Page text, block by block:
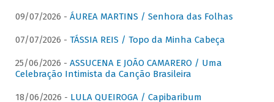
09/07/2026 - ÁUREA MARTINS / Senhora das Folhas
07/07/2026 - TÁSSIA REIS / Topo da Minha Cabeça
25/06/2026 - ASSUCENA E JOÃO CAMARERO / Uma
Celebração Intimista da Canção Brasileira
18/06/2026 - LULA QUEIROGA / Capibaribum